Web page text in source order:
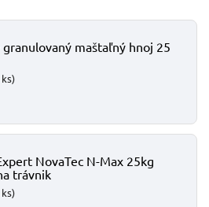
maštaľný hnoj 25
ks)
NovaTec N-Max 25kg
trávnik
ks)